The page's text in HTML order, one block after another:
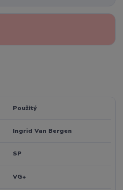
Použitý
Ingrid Van Bergen
SP
VG+